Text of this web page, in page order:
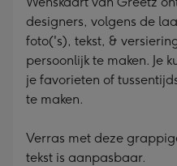
designers, volgens de
foto('s), tekst, &
persoonlijk te maken. Je
je favorieten of
te maken.
Verras met deze
tekst is aanpasbaar.